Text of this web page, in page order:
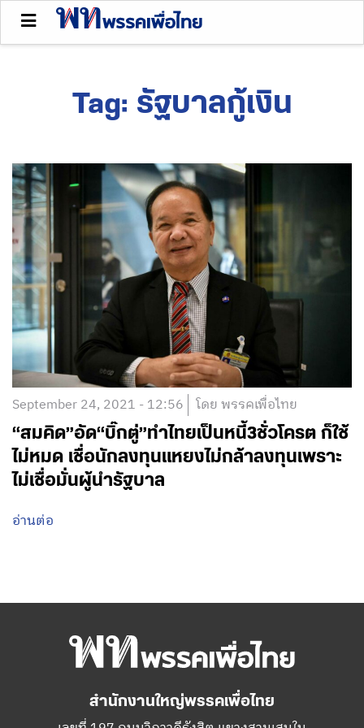
Tag: รัฐบาลกู้เงิน
September 24, 2021 - 12:56 โดย พรรคเพื่อไทย
“สมคิด”อัด“บิ๊กตู่”ทำไทยเป็นหนี้3ชั่วโครต ก็ใช้
ไม่หมด เชื่อนักลงทุนแหยงไม่กล้าลงทุนเพราะ
ไม่เชื่อมั่นผู้นำรัฐบาล
อ่านต่อ
สำนักงานใหญ่พรรคเพื่อไทย